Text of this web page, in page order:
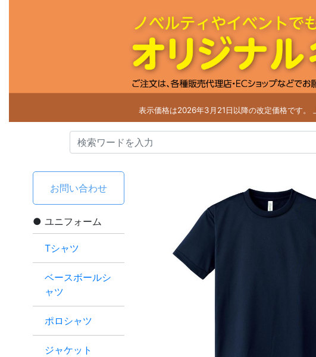
表示価格は2026年3月21日以降の改定価格です。
お問い合わせ
ユニフォーム
Tシャツ
ベースボールシ
ャツ
ポロシャツ
ジャケット